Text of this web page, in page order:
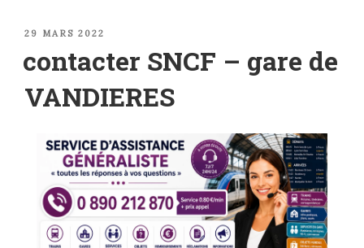
PUBLIÉ
29 MARS 2022
contacter SNCF – gare de
VANDIERES